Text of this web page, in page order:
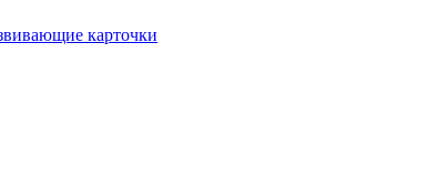
карточки